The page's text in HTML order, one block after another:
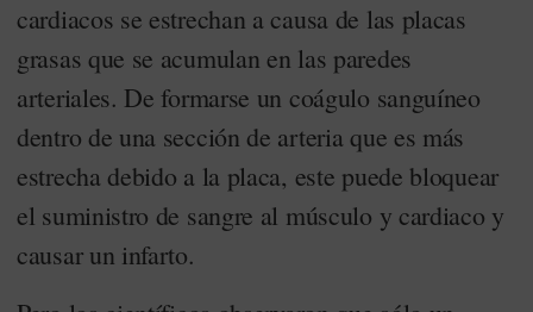
cardiacos se estrechan a causa de las placas
grasas que se acumulan en las paredes
arteriales. De formarse un coágulo sanguíneo
dentro de una sección de arteria que es más
estrecha debido a la placa, este puede bloquear
el suministro de sangre al músculo y cardiaco y
causar un infarto.